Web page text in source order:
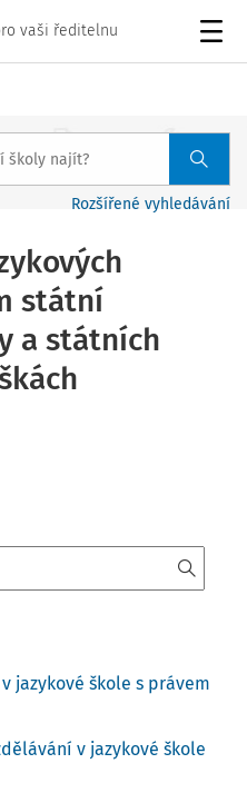
vaši ředitelnu
Rozšířené vyhledávání
státní
a státních
jazykové škole s právem
v jazykové škole